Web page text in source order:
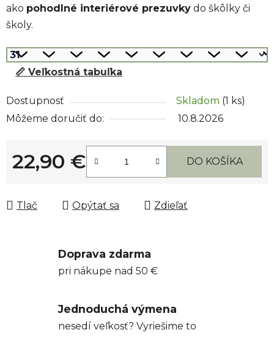
ako pohodlné interiérové prezuvky do škôlky či
školy.
📏 Veľkostná tabuľka
Dostupnosť Skladom (1 ks)
Môžeme doručiť do:
10.8.2026
22,90 €
Jednotková cena:
DO KOŠÍKA
Tlač Opýtať sa Zdieľať
Doprava zdarma
pri nákupe nad 50 €
Jednoduchá výmena
nesedí veľkosť? Vyriešime to